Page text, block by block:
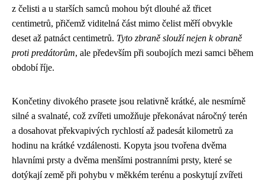
z čelisti a u starších samců mohou být dlouhé až třicet
centimetrů, přičemž viditelná část mimo čelist měří obvykle
deset až patnáct centimetrů. Tyto zbraně slouží nejen k obraně
proti predátorům, ale především při soubojích mezi samci během
období říje.
Končetiny divokého prasete jsou relativně krátké, ale nesmírně
silné a svalnaté, což zvířeti umožňuje překonávat náročný terén
a dosahovat překvapivých rychlostí až padesát kilometrů za
hodinu na krátké vzdálenosti. Kopyta jsou tvořena dvěma
hlavními prsty a dvěma menšími postranními prsty, které se
dotýkají země při pohybu v měkkém terénu a poskytují zvířeti